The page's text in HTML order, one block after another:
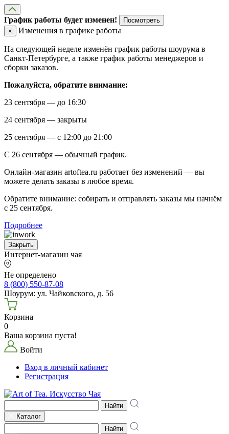
График работы будет изменен!
Посмотреть
×
Изменения в графике работы
На следующей неделе изменён график работы шоурума в
Санкт-Петербурге, а также график работы менеджеров и
сборки заказов.
Пожалуйста, обратите внимание:
23 сентября — до 16:30
24 сентября — закрыты
25 сентября — с 12:00 до 21:00
С 26 сентября — обычный график.
Онлайн-магазин artoftea.ru работает без изменений — вы
можете делать заказы в любое время.
Обратите внимание: собирать и отправлять заказы мы начнём
с 25 сентября.
Подробнее
Закрыть
Интернет-магазин чая
Не определено
8 (800) 550-87-08
Шоурум: ул. Чайковского, д. 56
Корзина
0
Ваша корзина пуста!
Войти
Вход в личный кабинет
Регистрация
Найти
Каталог
Найти